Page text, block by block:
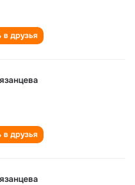
в друзья
в друзья